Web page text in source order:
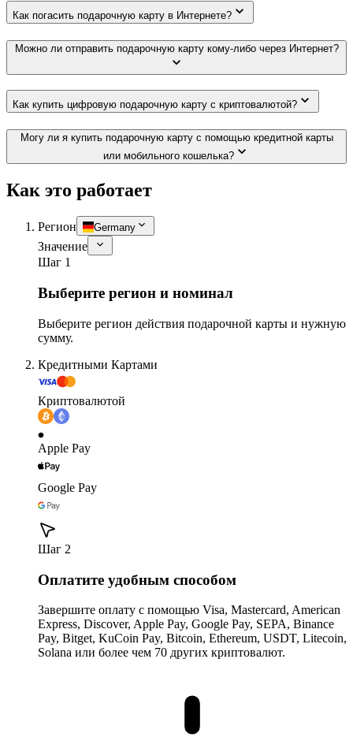
Как погасить подарочную карту в Интернете?
Можно ли отправить подарочную карту кому-либо через Интернет?
Как купить цифровую подарочную карту с криптовалютой?
Могу ли я купить подарочную карту с помощью кредитной карты
или мобильного кошелька?
Как это работает
Регион Germany
Значение
Шаг 1
Выберите регион и номинал
Выберите регион действия подарочной карты и нужную
сумму.
Кредитными Картами
Криптовалютой
Apple Pay
Google Pay
Шаг 2
Оплатите удобным способом
Завершите оплату с помощью Visa, Mastercard, American
Express, Discover, Apple Pay, Google Pay, SEPA, Binance
Pay, Bitget, KuCoin Pay, Bitcoin, Ethereum, USDT, Litecoin,
Solana или более чем 70 других криптовалют.